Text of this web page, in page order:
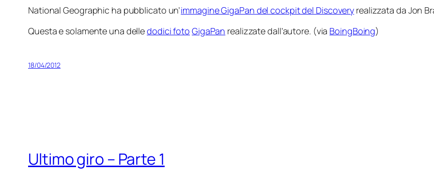
National Geographic ha pubblicato un’immagine GigaPan del cockpit del Discovery realizzata da Jon
Questa e solamente una delledodici foto GigaPan realizzate dall’autore. (via BoingBoing)
18/04/2012
Ultimo giro – Parte 1